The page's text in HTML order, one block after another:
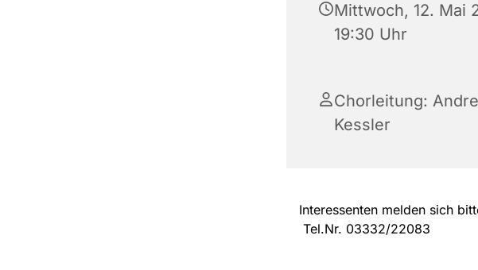
Mittwoch, 12. Mai
19:30 Uhr
Chorleitung:
Kessler
Interessenten melden sich
Tel.Nr. 03332/22083